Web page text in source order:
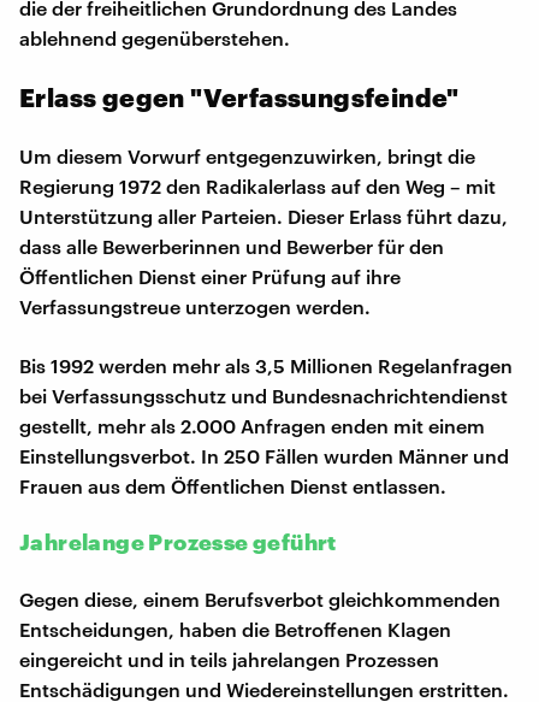
die der freiheitlichen Grundordnung des Landes
ablehnend gegenüberstehen.
Erlass gegen "Verfassungsfeinde"
Um diesem Vorwurf entgegenzuwirken, bringt die
Regierung 1972 den Radikalerlass auf den Weg – mit
Unterstützung aller Parteien. Dieser Erlass führt dazu,
dass alle Bewerberinnen und Bewerber für den
Öffentlichen Dienst einer Prüfung auf ihre
Verfassungstreue unterzogen werden.
Bis 1992 werden mehr als 3,5 Millionen Regelanfragen
bei Verfassungsschutz und Bundesnachrichtendienst
gestellt, mehr als 2.000 Anfragen enden mit einem
Einstellungsverbot. In 250 Fällen wurden Männer und
Frauen aus dem Öffentlichen Dienst entlassen.
Jahrelange Prozesse geführt
Gegen diese, einem Berufsverbot gleichkommenden
Entscheidungen, haben die Betroffenen Klagen
eingereicht und in teils jahrelangen Prozessen
Entschädigungen und Wiedereinstellungen erstritten.